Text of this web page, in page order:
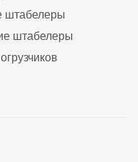
штабелеры
штабелеры